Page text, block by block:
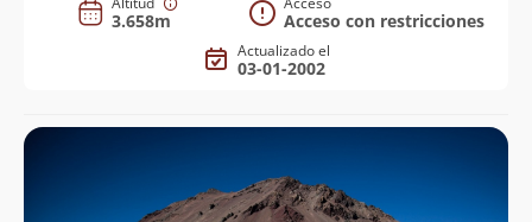
3.658m Acceso con restricciones
Actualizado el
03-01-2002